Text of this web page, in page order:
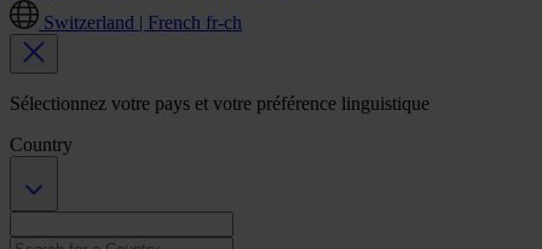
Switzerland | French fr-ch
Sélectionnez votre pays et votre préférence linguistique
Country